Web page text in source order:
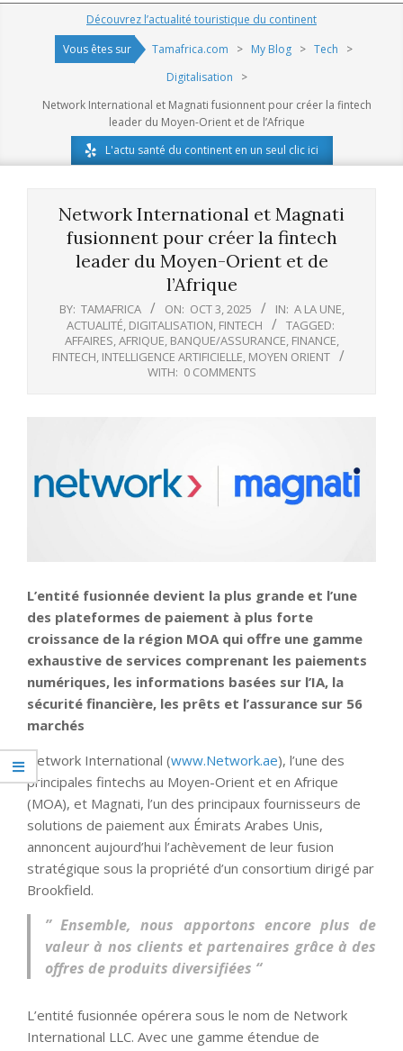
Navigation
Découvrez l’actualité touristique du continent
Vous êtes sur
Tamafrica.com > My Blog > Tech
>
Digitalisation
>
Network International et Magnati fusionnent pour créer la fintech
leader du Moyen-Orient et de l’Afrique
L'actu santé du continent en un seul clic ici
Network International et Magnati
fusionnent pour créer la fintech
leader du Moyen-Orient et de
l’Afrique
BY: TAMAFRICA ON: OCT 3, 2025 IN: A LA UNE,
ACTUALITÉ, DIGITALISATION, FINTECH
TAGGED:
AFFAIRES,AFRIQUE, BANQUE/ASSURANCE, FINANCE,
FINTECH, INTELLIGENCE ARTIFICIELLE, MOYEN ORIENT
WITH: 0 COMMENTS
L’entité fusionnée devient la plus grande et l’une
des plateformes de paiement à plus forte
croissance de la région MOA qui offre une gamme
exhaustive de services comprenant les paiements
numériques, les informations basées sur l’IA, la
sécurité financière, les prêts et l’assurance sur 56
marchés
Network International (www.Network.ae), l’une des
principales fintechs au Moyen-Orient et en Afrique
(MOA), et Magnati, l’un des principaux fournisseurs de
solutions de paiement aux Émirats Arabes Unis,
annoncent aujourd’hui l’achèvement de leur fusion
stratégique sous la propriété d’un consortium dirigé par
Brookfield.
” Ensemble, nous apportons encore plus de
valeur à nos clients et partenaires grâce à des
offres de produits diversifiées “
L’entité fusionnée opérera sous le nom de Network
International LLC. Avec une gamme étendue de